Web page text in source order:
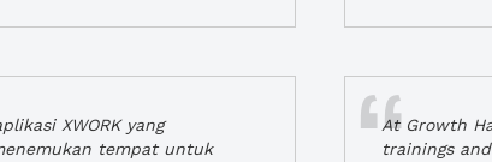
XWORK yang
tempat untuk
At Growth
trainings